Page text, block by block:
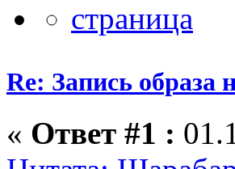
Re: Запись образа
« Ответ #1 :